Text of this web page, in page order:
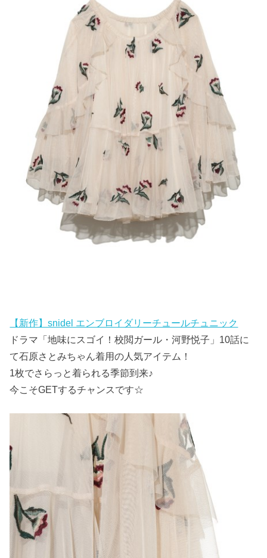
【新作】snidel エンブロイダリーチュールチュニック
ドラマ「地味にスゴイ！校閲ガール・河野悦子」10話に
て石原さとみちゃん着用の人気アイテム！
1枚でさらっと着られる季節到来♪
今こそGETするチャンスです☆